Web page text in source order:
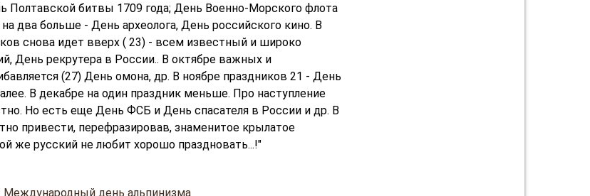
Полтавской битвы 1709 года; День Военно-Морского флота
два больше - День археолога, День российского кино. В
снова идет вверх ( 23) - всем известный и широко
День рекрутера в России.. В октябре важных и
(27) День омона, др. В ноябре праздников 21 - День
В декабре на один праздник меньше. Про наступление
Но есть еще День ФСБ и День спасателя в России и др. В
привести, перефразировав, знаменитое крылатое
же русский не любит хорошо праздновать...!"
Международный день альпинизма